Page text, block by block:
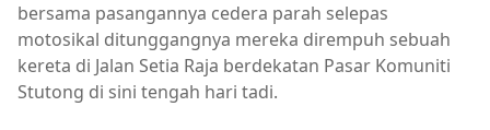
bersama pasangannya cedera parah selepas
motosikal ditunggangnya mereka dirempuh sebuah
kereta di Jalan Setia Raja berdekatan Pasar Komuniti
Stutong di sini tengah hari tadi.